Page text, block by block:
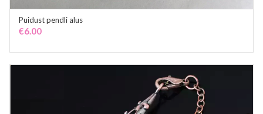
Puidust pendli alus
€6.00